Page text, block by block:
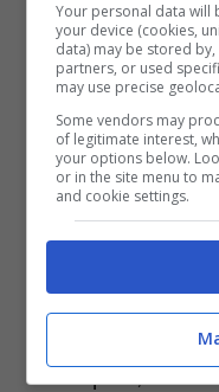
Cecilia
è cambiata:
perché
Nonostante il
“dieta” e
Rodriguez
non è la perdita
l’adozione di
In un post, ha
Your personal data
your device (cookies,
data) may be stored
partners, or used
may use precise
Some vendors may
of legitimate interest,
your options below.
or in the site menu to
and cookie settings.